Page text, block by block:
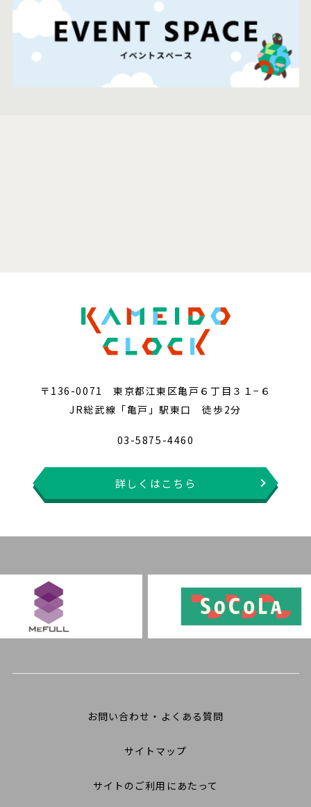
〒136-0071 東京都江東区亀戸６丁目３１−６
JR総武線「亀戸」駅東口 徒歩2分
03-5875-4460
詳しくはこちら
お問い合わせ・よくある質問
サイトマップ
サイトのご利用にあたって